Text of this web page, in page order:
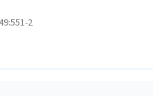
2